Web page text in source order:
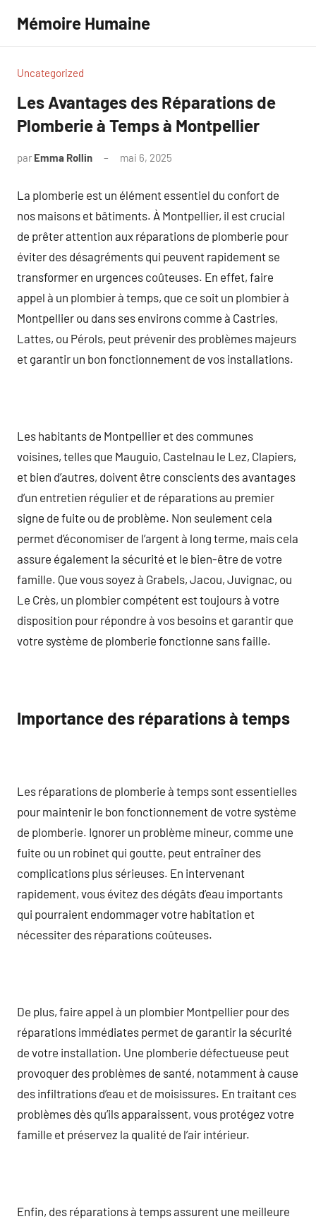
contenu
Mémoire Humaine
Uncategorized
Les Avantages des Réparations de
Plomberie à Temps à Montpellier
par Emma Rollin mai 6, 2025
La plomberie est un élément essentiel du confort de
nos maisons et bâtiments. À Montpellier, il est crucial
de prêter attention aux réparations de plomberie pour
éviter des désagréments qui peuvent rapidement se
transformer en urgences coûteuses. En effet, faire
appel à un plombier à temps, que ce soit un plombier à
Montpellier ou dans ses environs comme à Castries,
Lattes, ou Pérols, peut prévenir des problèmes majeurs
et garantir un bon fonctionnement de vos installations.
Les habitants de Montpellier et des communes
voisines, telles que Mauguio, Castelnau le Lez, Clapiers,
et bien d’autres, doivent être conscients des avantages
d’un entretien régulier et de réparations au premier
signe de fuite ou de problème. Non seulement cela
permet d’économiser de l’argent à long terme, mais cela
assure également la sécurité et le bien-être de votre
famille. Que vous soyez à Grabels, Jacou, Juvignac, ou
Le Crès, un plombier compétent est toujours à votre
disposition pour répondre à vos besoins et garantir que
votre système de plomberie fonctionne sans faille.
Importance des réparations à temps
Les réparations de plomberie à temps sont essentielles
pour maintenir le bon fonctionnement de votre système
de plomberie. Ignorer un problème mineur, comme une
fuite ou un robinet qui goutte, peut entraîner des
complications plus sérieuses. En intervenant
rapidement, vous évitez des dégâts d’eau importants
qui pourraient endommager votre habitation et
nécessiter des réparations coûteuses.
De plus, faire appel à un plombier Montpellier pour des
réparations immédiates permet de garantir la sécurité
de votre installation. Une plomberie défectueuse peut
provoquer des problèmes de santé, notamment à cause
des infiltrations d’eau et de moisissures. En traitant ces
problèmes dès qu’ils apparaissent, vous protégez votre
famille et préservez la qualité de l’air intérieur.
Enfin, des réparations à temps assurent une meilleure